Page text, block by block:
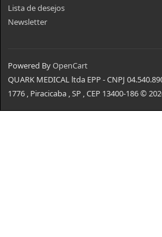
Lista de desejos
Newsletter
Powered ByOpenCart
QUARK MEDICAL ltda EPP - CNPJ
1776 , Piracicaba , SP , CEP 13400-186 ©